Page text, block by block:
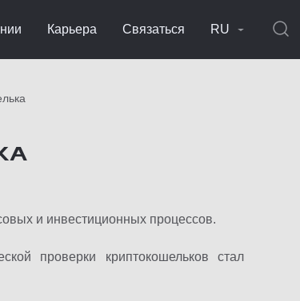
Карьера Связаться RU
и инвестиционных процессов.
проверки криптокошельков стал